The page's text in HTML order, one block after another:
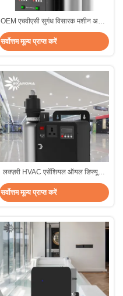
OEM एचवीएसी सुगंध विसारक मशीन अरोमा
लक्स सुगंध स्प्रे मशीन
सर्वोत्तम मूल्य प्राप्त करें
लक्ज़री HVAC एसेंशियल ऑयल डिफ्यूज़र
कमर्शियल 1000ml फ्रेगरेंस लार्ज स्पेस
सर्वोत्तम मूल्य प्राप्त करें